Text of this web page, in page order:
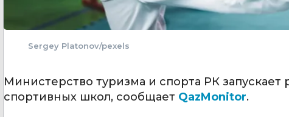
Sergey Platonov/pexels
Министерство туризма и спорта РК
спортивных школ, сообщает QazMonitor.